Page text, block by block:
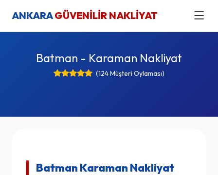
ANKARAGÜVENİLİR NAKLİYAT
Batman - Karaman Nakliyat
(124 Müşteri Oylaması)
Batman Karaman Nakliyat